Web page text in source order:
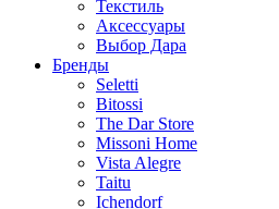
Текстиль
Аксессуары
Выбор Дара
Бренды
Seletti
Bitossi
The Dar Store
Missoni Home
Vista Alegre
Taitu
Ichendorf